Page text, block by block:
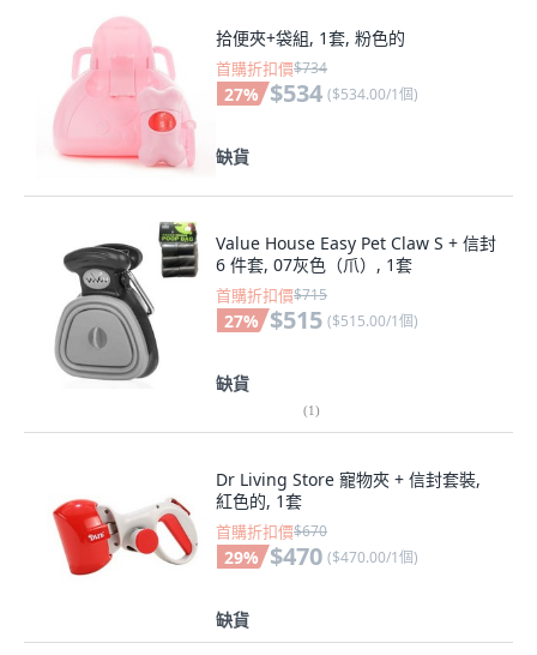
拾便夾+袋組, 1套, 粉色的
首購折扣價$734
27% $534 ($534.00/1個)
缺貨
Value House Easy Pet Claw S + 信封
6 件套, 07灰色（爪）, 1套
首購折扣價$715
27% $515 ($515.00/1個)
缺貨
(1)
Dr Living Store 寵物夾 + 信封套裝,
紅色的, 1套
首購折扣價$670
29% $470 ($470.00/1個)
缺貨